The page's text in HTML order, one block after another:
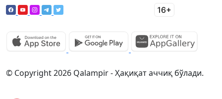
© Copyright 2026 Qalampir - Ҳақиқат аччиқ бўлади.